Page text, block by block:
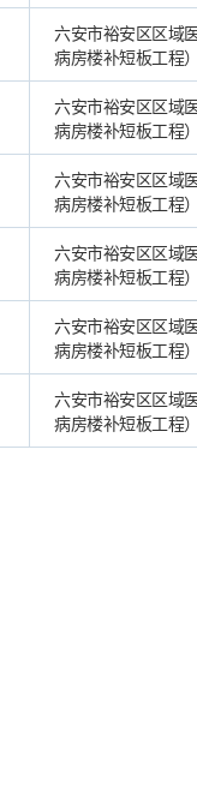
六安市裕安区区域
病房楼补短板工程
六安市裕安区区域
病房楼补短板工程
六安市裕安区区域
病房楼补短板工程
六安市裕安区区域
病房楼补短板工程
六安市裕安区区域
病房楼补短板工程
六安市裕安区区域
病房楼补短板工程